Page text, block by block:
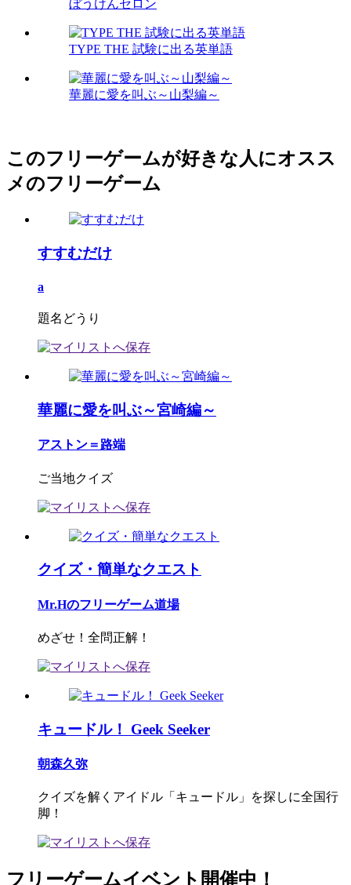
ぼうけんセロン
TYPE THE 試験に出る英単語
華麗に愛を叫ぶ～山梨編～
このフリーゲームが好きな人にオスス
メのフリーゲーム
すすむだけ
a
題名どうり
華麗に愛を叫ぶ～宮崎編～
アストン＝路端
ご当地クイズ
クイズ・簡単なクエスト
Mr.Hのフリーゲーム道場
めざせ！全問正解！
キュードル！ Geek Seeker
朝森久弥
クイズを解くアイドル「キュードル」を探しに全国行
脚！
フリーゲームイベント開催中！